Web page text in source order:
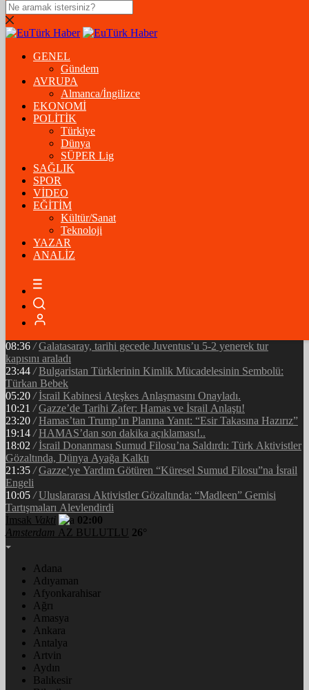
DOLAR
47,5574$% 0.18
EURO
54,8602€% 0.06
STERLİN
% 0.41
GRAM ALTIN
6.175,37%-1,31
ÇEYREK ALTIN
10.093,00%-1,09
BİTCOİN
GENEL
Gündem
AVRUPA
Almanca/İngilizce
EKONOMİ
POLİTİK
Türkiye
Dünya
SÜPER Lig
SAĞLIK
SPOR
VİDEO
EĞİTİM
Kültür/Sanat
Teknoloji
YAZAR
ANALİZ
05:34 / Ramazan’ın Bereketi Yarenler İftarıyla Taçlandı: ‘Birlikte
08:36 / Galatasaray, tarihi gecede Juventus’u 5-2 yenerek tur
kapısını araladı
23:44 / Bulgaristan Türklerinin Kimlik Mücadelesinin Sembolü:
Türkan Bebek
05:20 / İsrail Kabinesi Ateşkes Anlaşmasını Onayladı.
10:21 / Gazze’de Tarihi Zafer: Hamas ve İsrail Anlaştı!
23:20 / Hamas’tan Trump’ın Planına Yanıt: “Esir Takasına Hazırız”
19:14 / HAMAS’dan son dakika açıklaması!..
18:02 / İsrail Donanması Sumud Filosu’na Saldırdı: Türk Aktivistler
Gözaltında, Dünya Ayağa Kalktı
21:35 / Gazze’ye Yardım Götüren “Küresel Sumud Filosu”na İsrail
Engeli
10:05 / Uluslararası Aktivistler Gözaltında: “Madleen” Gemisi
Tartışmaları Alevlendirdi
İmsak Vakti
02:00
Amsterdam AZ BULUTLU 26°
Adana
Adıyaman
Afyonkarahisar
Ağrı
Amasya
Ankara
Antalya
Artvin
Aydın
Balıkesir